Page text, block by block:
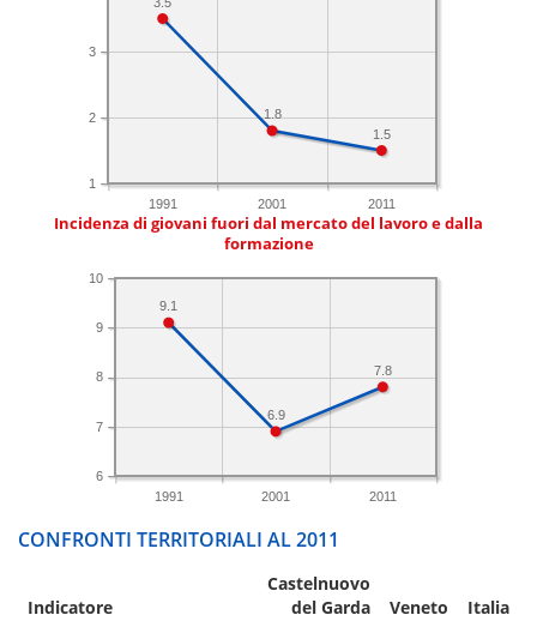
1991 2001 2011
1
2
3
1.5
1.8
Incidenza di giovani fuori dal mercato del lavoro e dalla
formazione
1991 2001 2011
6
7
8
9
10
7.8
6.9
9.1
CONFRONTI TERRITORIALI AL 2011
Indicatore
Castelnuovo
del Garda
Veneto Italia